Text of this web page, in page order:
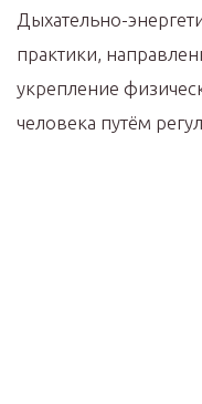
Дыхательно-
практики,
укрепление
человека путём